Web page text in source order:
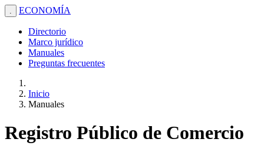
. ECONOMÍA
Directorio
Marco jurídico
Manuales
Preguntas frecuentes
Inicio
Manuales
Registro Público de Comercio